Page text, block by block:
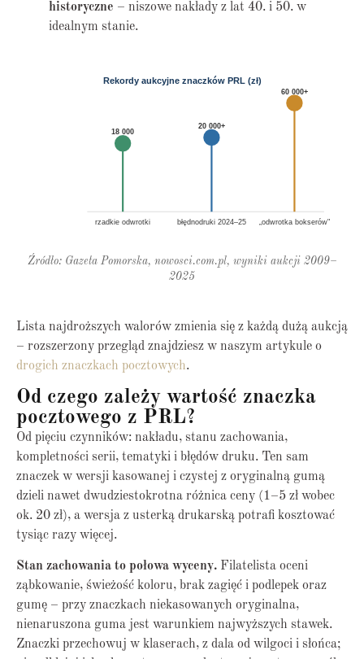
historyczne – niszowe nakłady z lat 40. i 50. w
idealnym stanie.
Rekordy aukcyjne znaczków PRL (zł)
rzadkie odwrotki
18 000
błędnodruki 2024–25
20 000+
„odwrotka bokserów"
60 000+
Źródło: Gazeta Pomorska, nowosci.com.pl, wyniki aukcji 2009–
2025
Lista najdroższych walorów zmienia się z każdą dużą aukcją
– rozszerzony przegląd znajdziesz w naszym artykule o
drogich znaczkach pocztowych.
Od czego zależy wartość znaczka
pocztowego z PRL?
Od pięciu czynników: nakładu, stanu zachowania,
kompletności serii, tematyki i błędów druku. Ten sam
znaczek w wersji kasowanej i czystej z oryginalną gumą
dzieli nawet dwudziestokrotna różnica ceny (1–5 zł wobec
ok. 20 zł), a wersja z usterką drukarską potrafi kosztować
tysiąc razy więcej.
Stan zachowania to połowa wyceny. Filatelista oceni
ząbkowanie, świeżość koloru, brak zagięć i podlepek oraz
gumę – przy znaczkach niekasowanych oryginalna,
nienaruszona guma jest warunkiem najwyższych stawek.
Znaczki przechowuj w klaserach, z dala od wilgoci i słońca;